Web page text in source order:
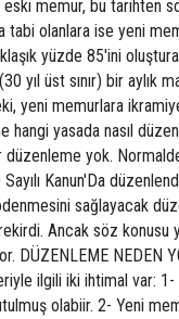
eski memur, bu tarihten
tabi olanlara ise yeni
yüzde 85'ini
yıl üst sınır) bir aylık
yeni memurlara
hangi yasada nasıl
yok.
Kanun'Da
sağlayacak
Ancak söz konusu
DÜZENLEME NEDEN
ilgili iki ihtimal var: 1-
olabiir. 2- Yeni